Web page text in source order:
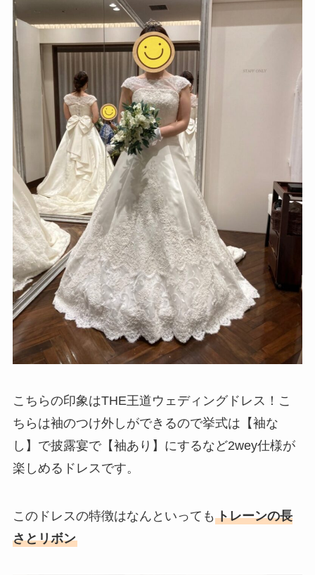
こちらの印象はTHE王道ウェディングドレス！こ
ちらは袖のつけ外しができるので挙式は【袖な
し】で披露宴で【袖あり】にするなど2wey仕様が
楽しめるドレスです。
このドレスの特徴はなんといっても トレーンの長
さとリボン